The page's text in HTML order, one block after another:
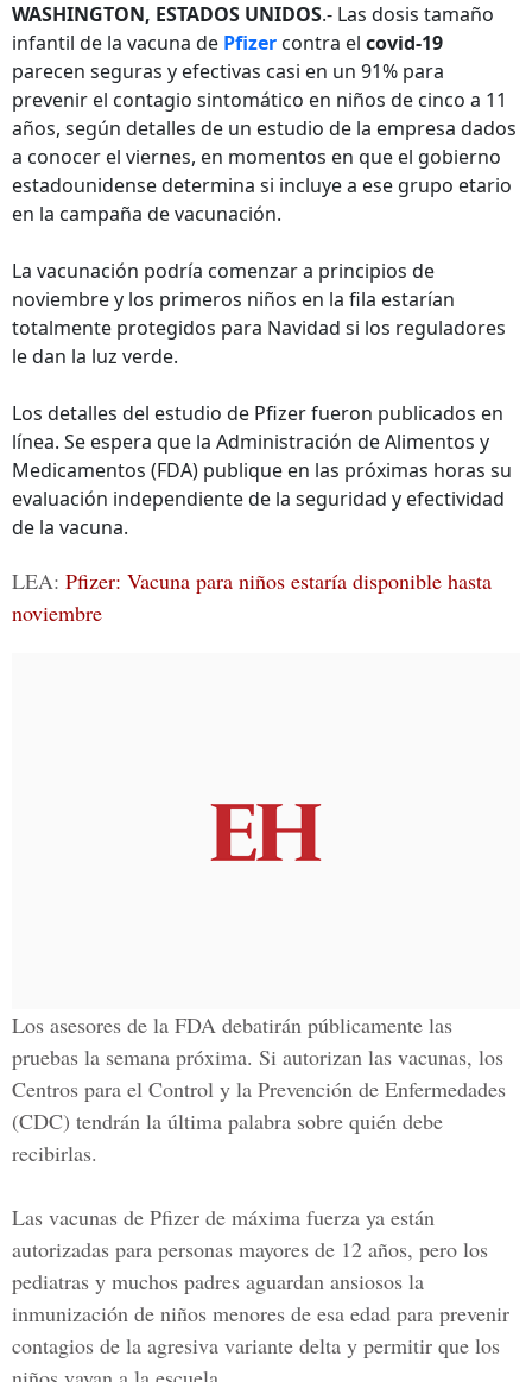
WASHINGTON, ESTADOS UNIDOS.- Las dosis tamaño
infantil de la vacuna de Pfizer contra el covid-19
parecen seguras y efectivas casi en un 91% para
prevenir el contagio sintomático en niños de cinco a 11
años, según detalles de un estudio de la empresa dados
a conocer el viernes, en momentos en que el gobierno
estadounidense determina si incluye a ese grupo etario
en la campaña de vacunación.
La vacunación podría comenzar a principios de
noviembre y los primeros niños en la fila estarían
totalmente protegidos para Navidad si los reguladores
le dan la luz verde.
Los detalles del estudio de Pfizer fueron publicados en
línea. Se espera que la Administración de Alimentos y
Medicamentos (FDA) publique en las próximas horas su
evaluación independiente de la seguridad y efectividad
de la vacuna.
LEA: Pfizer: Vacuna para niños estaría disponible hasta
noviembre
Los asesores de la FDA debatirán públicamente las
pruebas la semana próxima. Si autorizan las vacunas, los
Centros para el Control y la Prevención de Enfermedades
(CDC) tendrán la última palabra sobre quién debe
recibirlas.
Las vacunas de Pfizer de máxima fuerza ya están
autorizadas para personas mayores de 12 años, pero los
pediatras y muchos padres aguardan ansiosos la
inmunización de niños menores de esa edad para prevenir
contagios de la agresiva variante delta y permitir que los